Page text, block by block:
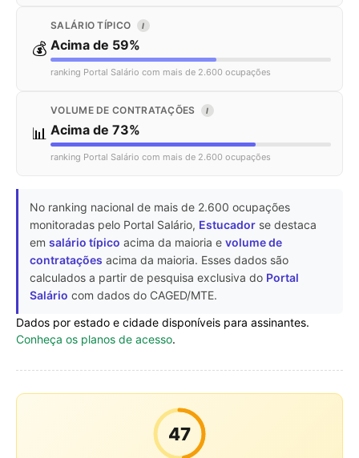
💰
SALÁRIO TÍPICO I
Acima de 59%
ranking Portal Salário com mais de 2.600 ocupações
📊
VOLUME DE CONTRATAÇÕES I
Acima de 73%
ranking Portal Salário com mais de 2.600 ocupações
No ranking nacional de mais de 2.600 ocupações
monitoradas pelo Portal Salário, Estucador se destaca
em salário típico acima da maioria e volume de
contratações acima da maioria. Esses dados são
calculados a partir de pesquisa exclusiva do Portal
Salário com dados do CAGED/MTE.
Dados por estado e cidade disponíveis para assinantes.
Conheça os planos de acesso.
47